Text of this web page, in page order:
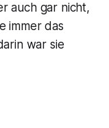
auch gar nicht,
immer das
war sie